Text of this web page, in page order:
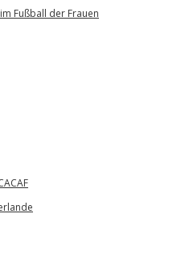
Fußball der Frauen